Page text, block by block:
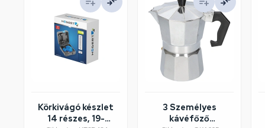
Körkivágó készlet
14 részes, 19-
3 Személyes
kávéfőző